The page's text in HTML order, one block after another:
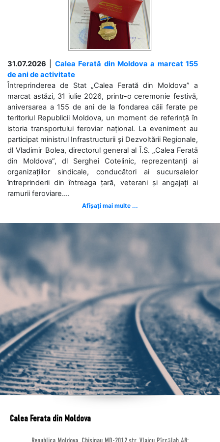
31.07.2026
Calea Ferată din Moldova a marcat 155
de ani de activitate
Întreprinderea de Stat „Calea Ferată din Moldova” a
marcat astăzi, 31 iulie 2026, printr-o ceremonie festivă,
aniversarea a 155 de ani de la fondarea căii ferate pe
teritoriul Republicii Moldova, un moment de referință în
istoria transportului feroviar național. La eveniment au
participat ministrul Infrastructurii și Dezvoltării Regionale,
dl Vladimir Bolea, directorul general al Î.S. „Calea Ferată
din Moldova”, dl Serghei Cotelinic, reprezentanți ai
organizațiilor sindicale, conducători ai sucursalelor
întreprinderii din întreaga țară, veterani și angajați ai
ramurii feroviare....
Afișați mai multe ...
Calea Ferata din Moldova